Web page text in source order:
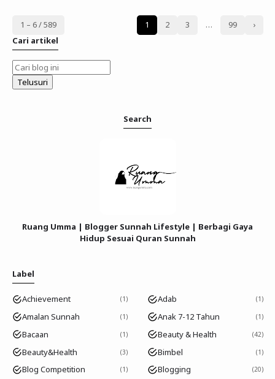
1 – 6 / 589 1 2 3 … 99
›
Cari artikel
Search
Ruang Umma | Blogger Sunnah Lifestyle | Berbagi Gaya
Hidup Sesuai Quran Sunnah
Label
Achievement 1 Adab 1
Amalan Sunnah 1 Anak 7-12 Tahun 1
Bacaan 1 Beauty & Health 42
Beauty&Health 3 Bimbel 1
Blog Competition 1 Blogging 20